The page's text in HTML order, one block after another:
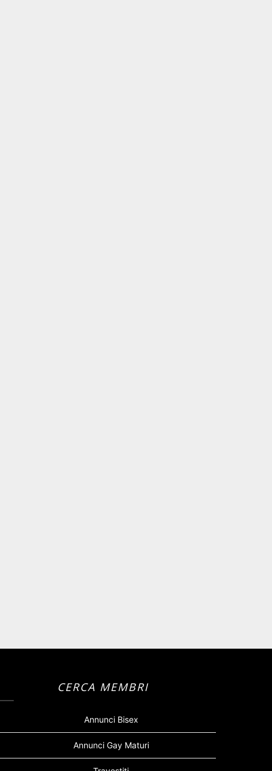
CERCA MEMBRI
Annunci Bisex
Annunci Gay Maturi